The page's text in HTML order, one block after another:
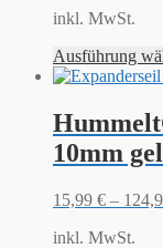
inkl. MwSt.
Ausführung
10mm
15,99 € –
inkl. MwSt.